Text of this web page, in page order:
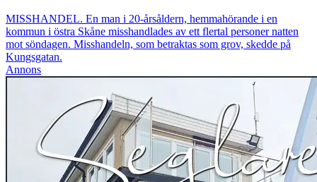
MISSHANDEL. En man i 20-årsåldern, hemmahörande i en
kommun i östra Skåne misshandlades av ett flertal personer natten
mot söndagen. Misshandeln, som betraktas som grov, skedde på
Kungsgatan.
Annons